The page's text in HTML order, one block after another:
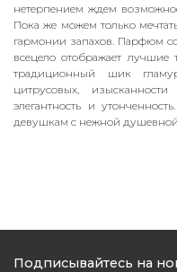
нетерпением ждем
Пока же можем только
гармонии запахов. Парфюм
всецело отображает
традиционный шик
цитрусовых,
элегантность и
девушкам с нежной душевной
Подписывайтесь на